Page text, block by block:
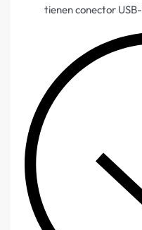
tienen conector